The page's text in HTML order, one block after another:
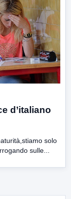
d’italiano
solo
sulle...